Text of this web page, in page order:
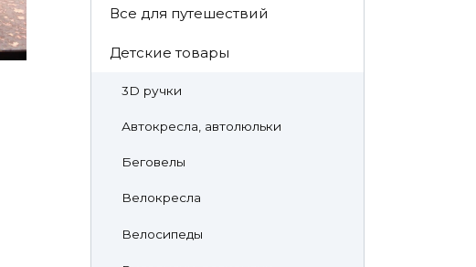
Все для путешествий
Детские товары
3D ручки
Автокресла, автолюльки
Беговелы
Велокресла
Велосипеды